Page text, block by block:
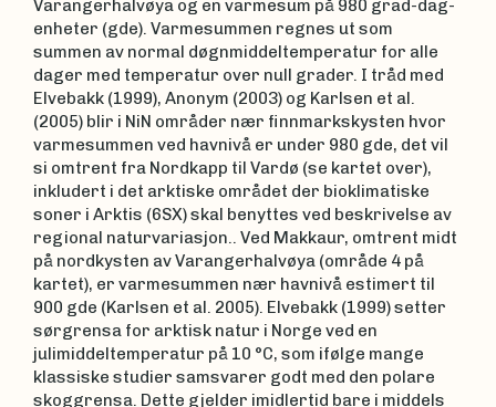
Varangerhalvøya og en varmesum på 980 grad-dag-
enheter (gde). Varmesummen regnes ut som
summen av normal døgnmiddeltemperatur for alle
dager med temperatur over null grader. I tråd med
Elvebakk (1999), Anonym (2003) og Karlsen et al.
(2005) blir i NiN områder nær finnmarkskysten hvor
varmesummen ved havnivå er under 980 gde, det vil
si omtrent fra Nordkapp til Vardø (se kartet over),
inkludert i det arktiske området der bioklimatiske
soner i Arktis (6SX) skal benyttes ved beskrivelse av
regional naturvariasjon.. Ved Makkaur, omtrent midt
på nordkysten av Varangerhalvøya (område 4 på
kartet), er varmesummen nær havnivå estimert til
900 gde (Karlsen et al. 2005). Elvebakk (1999) setter
sørgrensa for arktisk natur i Norge ved en
julimiddeltemperatur på 10 °C, som ifølge mange
klassiske studier samsvarer godt med den polare
skoggrensa. Dette gjelder imidlertid bare i middels